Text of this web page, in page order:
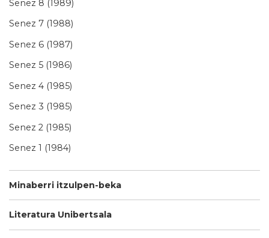
Senez 8 (1989)
Senez 7 (1988)
Senez 6 (1987)
Senez 5 (1986)
Senez 4 (1985)
Senez 3 (1985)
Senez 2 (1985)
Senez 1 (1984)
Minaberri itzulpen-beka
Literatura Unibertsala